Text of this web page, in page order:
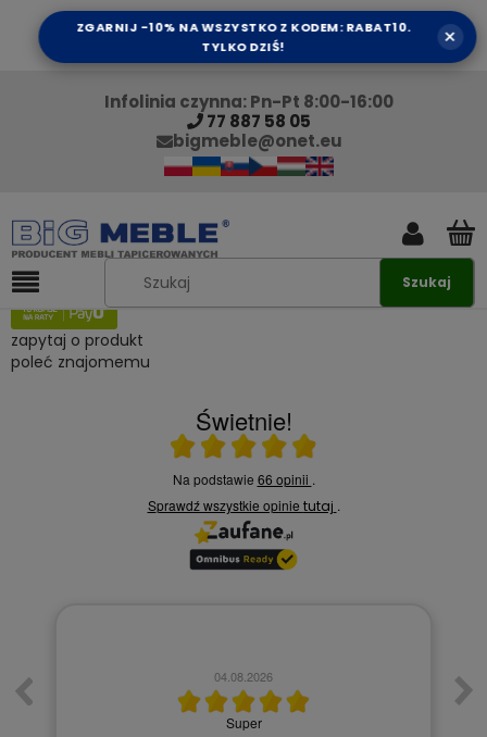
ZGARNIJ -10% NA WSZYSTKO Z KODEM: RABAT10.
TYLKO DZIŚ!
×
Infolinia czynna: Pn-Pt 8:00-16:00
77 887 58 05
bigmeble@onet.eu
Szukaj
zapytaj o produkt
poleć znajomemu
Świetnie!
Ocena średnia 4.9 na 5
Na podstawie 66 opinii .
Sprawdź wszystkie opinie tutaj .
04.08.2026
Super